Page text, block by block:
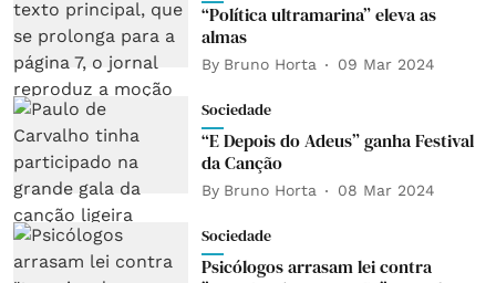
“Política ultramarina” eleva as
almas
By Bruno Horta 09 Mar 2024
Sociedade
“E Depois do Adeus” ganha Festival
da Canção
By Bruno Horta 08 Mar 2024
Sociedade
Psicólogos arrasam lei contra